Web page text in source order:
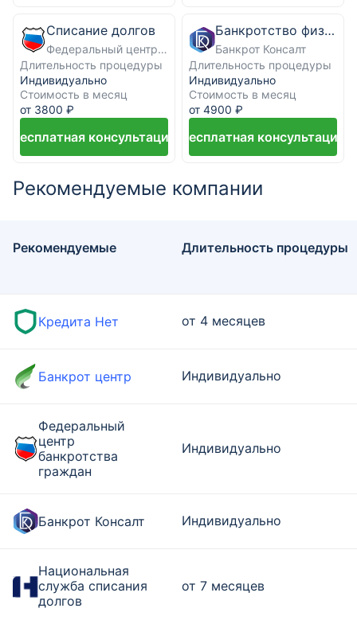
Списание долгов
Федеральный центр банкротства граждан
Длительность процедуры
Индивидуально
Стоимость в месяц
от 3800 ₽
Бесплатная консультация
Банкротство физических лиц под ключ
Банкрот Консалт
Длительность процедуры
Индивидуально
Стоимость в месяц
от 4900 ₽
Бесплатная консультация
Рекомендуемые компании
Рекомендуемые Длительность процедуры
Кредита Нет от 4 месяцев
Банкрот центр Индивидуально
Федеральный
центр
банкротства
граждан
Индивидуально
Банкрот Консалт Индивидуально
Национальная
служба списания
долгов
от 7 месяцев